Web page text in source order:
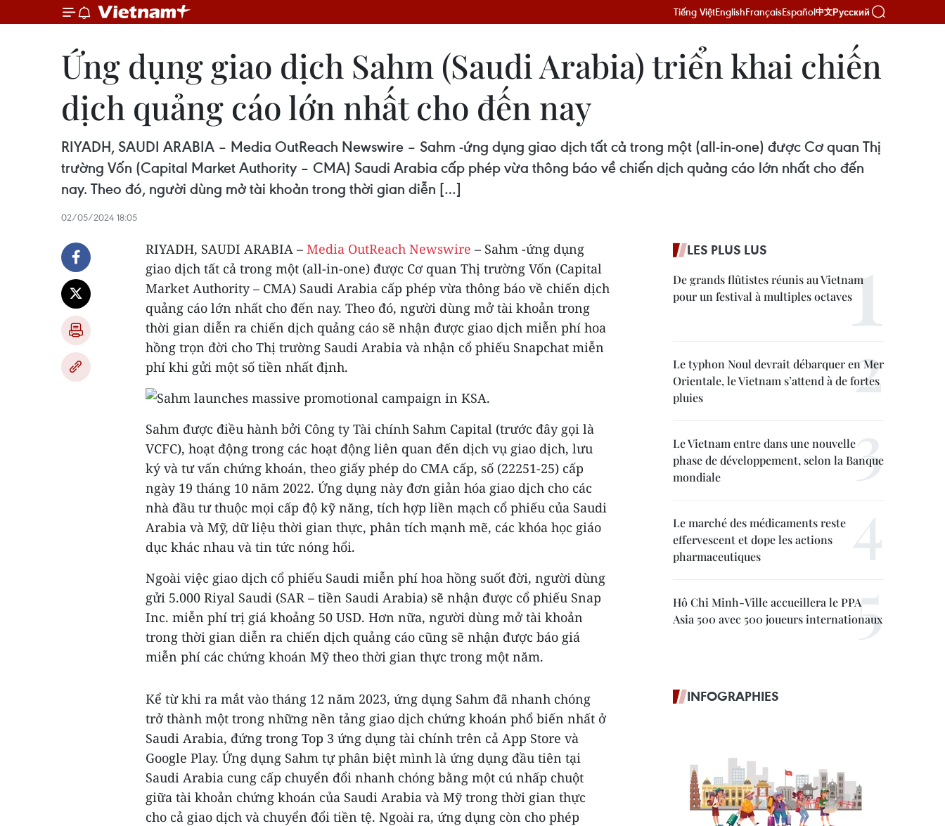
Tiếng ViệtEnglishFrançaisEspañol中文Русский
Ứng dụng giao dịch Sahm (Saudi Arabia) triển khai chiến
dịch quảng cáo lớn nhất cho đến nay
RIYADH, SAUDI ARABIA – Media OutReach Newswire – Sahm -ứng dụng giao dịch tất cả trong một (all-in-one) được Cơ quan Thị
trường Vốn (Capital Market Authority – CMA) Saudi Arabia cấp phép vừa thông báo về chiến dịch quảng cáo lớn nhất cho đến
nay. Theo đó, người dùng mở tài khoản trong thời gian diễn […]
02/05/2024 18:05
RIYADH, SAUDI ARABIA – Media OutReach Newswire – Sahm -ứng dụng
giao dịch tất cả trong một (all-in-one) được Cơ quan Thị trường Vốn (Capital
Market Authority – CMA) Saudi Arabia cấp phép vừa thông báo về chiến dịch
quảng cáo lớn nhất cho đến nay. Theo đó, người dùng mở tài khoản trong
thời gian diễn ra chiến dịch quảng cáo sẽ nhận được giao dịch miễn phí hoa
hồng trọn đời cho Thị trường Saudi Arabia và nhận cổ phiếu Snapchat miễn
phí khi gửi một số tiền nhất định.
Sahm được điều hành bởi Công ty Tài chính Sahm Capital (trước đây gọi là
VCFC), hoạt động trong các hoạt động liên quan đến dịch vụ giao dịch, lưu
ký và tư vấn chứng khoán, theo giấy phép do CMA cấp, số (22251-25) cấp
ngày 19 tháng 10 năm 2022. Ứng dụng này đơn giản hóa giao dịch cho các
nhà đầu tư thuộc mọi cấp độ kỹ năng, tích hợp liền mạch cổ phiếu của Saudi
Arabia và Mỹ, dữ liệu thời gian thực, phân tích mạnh mẽ, các khóa học giáo
dục khác nhau và tin tức nóng hổi.
Ngoài việc giao dịch cổ phiếu Saudi miễn phí hoa hồng suốt đời, người dùng
gửi 5.000 Riyal Saudi (SAR – tiền Saudi Arabia) sẽ nhận được cổ phiếu Snap
Inc. miễn phí trị giá khoảng 50 USD. Hơn nữa, người dùng mở tài khoản
trong thời gian diễn ra chiến dịch quảng cáo cũng sẽ nhận được báo giá
miễn phí các chứng khoán Mỹ theo thời gian thực trong một năm.
Kể từ khi ra mắt vào tháng 12 năm 2023, ứng dụng Sahm đã nhanh chóng
trở thành một trong những nền tảng giao dịch chứng khoán phổ biến nhất ở
Saudi Arabia, đứng trong Top 3 ứng dụng tài chính trên cả App Store và
Google Play. Ứng dụng Sahm tự phân biệt mình là ứng dụng đầu tiên tại
Saudi Arabia cung cấp chuyển đổi nhanh chóng bằng một cú nhấp chuột
giữa tài khoản chứng khoán của Saudi Arabia và Mỹ trong thời gian thực
cho cả giao dịch và chuyển đổi tiền tệ. Ngoài ra, ứng dụng còn cho phép
LES PLUS LUS
De grands flûtistes réunis au Vietnam
pour un festival à multiples octaves
Le typhon Noul devrait débarquer en Mer
Orientale, le Vietnam s’attend à de fortes
pluies
Le Vietnam entre dans une nouvelle
phase de développement, selon la Banque
mondiale
Le marché des médicaments reste
effervescent et dope les actions
pharmaceutiques
Hô Chi Minh-Ville accueillera le PPA
Asia 500 avec 500 joueurs internationaux
INFOGRAPHIES